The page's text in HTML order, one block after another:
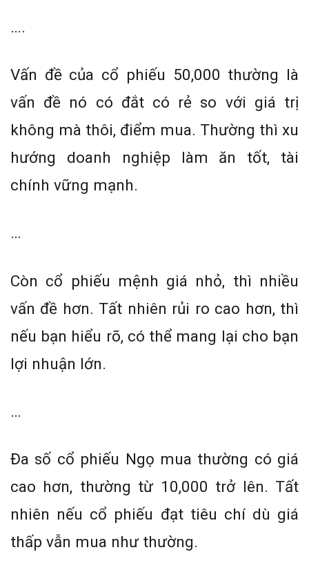
….
Vấn đề của cổ phiếu 50,000 thường là
vấn đề nó có đắt có rẻ so với giá trị
không mà thôi, điểm mua. Thường thì xu
hướng doanh nghiệp làm ăn tốt, tài
chính vững mạnh.
…
Còn cổ phiếu mệnh giá nhỏ, thì nhiều
vấn đề hơn. Tất nhiên rủi ro cao hơn, thì
nếu bạn hiểu rõ, có thể mang lại cho bạn
lợi nhuận lớn.
…
Đa số cổ phiếu Ngọ mua thường có giá
cao hơn, thường từ 10,000 trở lên. Tất
nhiên nếu cổ phiếu đạt tiêu chí dù giá
thấp vẫn mua như thường.